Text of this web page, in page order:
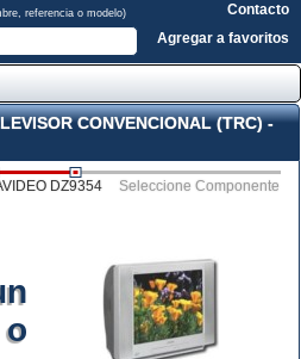
referencia o modelo)
Contacto
Agregar a favoritos
CONVENCIONAL (TRC) -
DZ9354 Seleccione Componente